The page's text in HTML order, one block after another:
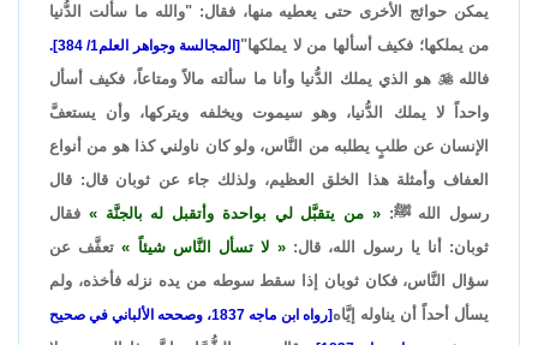
يمكن حوائج الأخرى حتى يعطيه منها، فقال: "والله ما سألت الدُّنيا
من يملكها؛ فكيف أسألها من لا يملكها"[المجالسة وجواهر العلم1/ 384].
فالله هو الذي يملك الدُّنيا وأنا ما سألته مالاً ومتاعاً، فكيف أسأل
واحداً لا يملك الدُّنيا، وهو سيموت ويخلفه ويتركها، وأن يستعفَّ
الإنسان عن طلبٍ يطلبه من النَّاس، ولو كان ناولني كذا هو من أنواع
العفاف وأمثلة هذا الخلق العظيم، ولذلك جاء عن ثوبان قال: قال
رسول الله ﷺ:
من يتقبَّل لي بواحدة وأتقبل له بالجنَّة
فقال
ثوبان: أنا يا رسول الله، قال:
لا تسأل النَّاس شيئاً
تعفَّف عن
سؤال النَّاس، فكان ثوبان إذا سقط سوطه من يده نزله فأخذه، ولم
يسأل أحداً أن يناوله إيَّاه
[رواه ابن ماجه 1837، وصححه الألباني في صحيح